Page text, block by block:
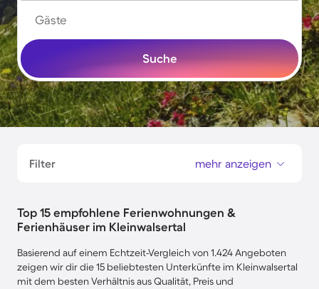
Gäste
Suche
Filter mehr anzeigen
Top 15 empfohlene Ferienwohnungen &
Ferienhäuser im Kleinwalsertal
Basierend auf einem Echtzeit-Vergleich von 1.424 Angeboten
zeigen wir dir die 15 beliebtesten Unterkünfte im Kleinwalsertal
mit dem besten Verhältnis aus Qualität, Preis und